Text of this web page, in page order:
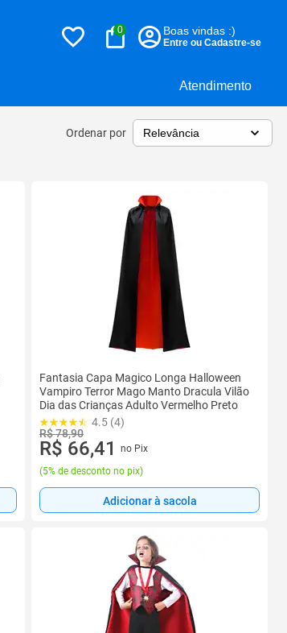
Atendimento
0 Boas vindas :)
Entre ou Cadastre-se
Ordenar por
Fantasia Capa Magico Longa Halloween
Vampiro Terror Mago Manto Dracula Vilão
Dia das Crianças Adulto Vermelho Preto
4.5 (4)
R$ 78,90
R$ 66,41
no Pix
(5% de desconto no pix)
Adicionar à sacola